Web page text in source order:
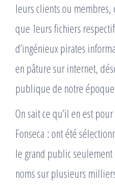
leurs clients ou membres,
que leurs fichiers
d’ingénieux pirates
en pâture sur internet,
publique de notre
On sait ce qu’il en est
Fonseca : ont été
le grand public
noms sur plusieurs